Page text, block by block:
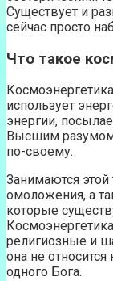
Существует и
сейчас просто
Что такое
использует
энергии,
Высшим
по-своему.
Занимаются
омоложения, а
которые
религиозные и
она не
одного Бога.